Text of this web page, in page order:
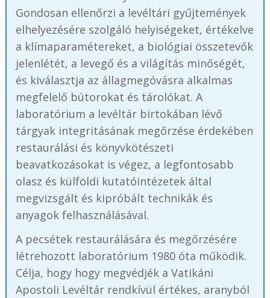
Gondosan ellenőrzi a levéltári gyűjtemények
elhelyezésére szolgáló helyiségeket, értékelve
a klímaparamétereket, a biológiai összetevők
jelenlétét, a levegő és a világítás minőségét,
és kiválasztja az állagmegóvásra alkalmas
megfelelő bútorokat és tárolókat. A
laboratórium a levéltár birtokában lévő
tárgyak integritásának megőrzése érdekében
restaurálási és könyvkötészeti
beavatkozásokat is végez, a legfontosabb
olasz és külföldi kutatóintézetek által
megvizsgált és kipróbált technikák és
anyagok felhasználásával.
A pecsétek restaurálására és megőrzésére
létrehozott laboratórium 1980 óta működik.
Célja, hogy hogy megvédjék a Vatikáni
Apostoli Levéltár rendkívül értékes, aranyból